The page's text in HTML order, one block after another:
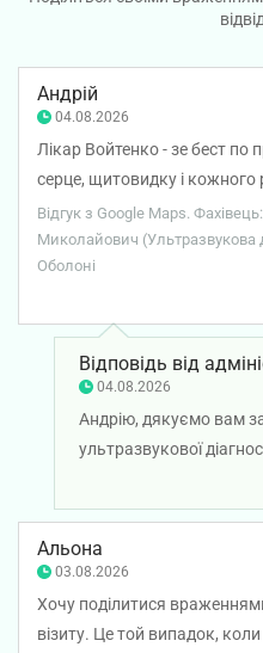
Андрій
04.08.2026
Лікар Войтенко - зе бест
серце, щитовидку і
Уважний, дуже професійний
Відгук з Google Maps.
Миколайович (Ультразвукова
Оболоні
Відповідь від
04.08.2026
Андрію, дякуємо вам
ультразвукової
Нам приємно знати,
проведенням
відзначили уважність
Бажаємо вам міцного
Альона
03.08.2026
Хочу поділитися
візиту. Це той випадок,